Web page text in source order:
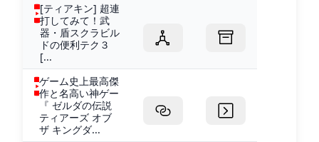
[ティアキン] 超連
打してみて！武
器・盾スクラビル
ドの便利テク３
[...
ゲーム史上最高傑
作と名高い神ゲー
『 ゼルダの伝説
ティアーズ オブ
ザ キングダ...